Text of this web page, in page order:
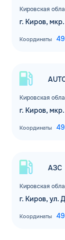
Кировская
г. Киров,
Координаты
Кировская
г. Киров,
Координаты
Кировская
АЗС
г. Киров, ул.
Координаты